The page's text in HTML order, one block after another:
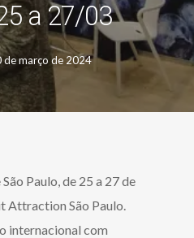
a 27/03
de março de 2024
Paulo, de 25 a 27 de
Attraction São Paulo.
internacional com